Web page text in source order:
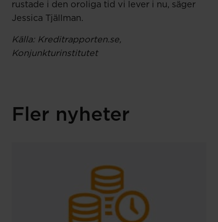
rustade i den oroliga tid vi lever i nu, säger
Jessica Tjällman.
Källa: Kreditrapporten.se,
Konjunkturinstitutet
Fler nyheter